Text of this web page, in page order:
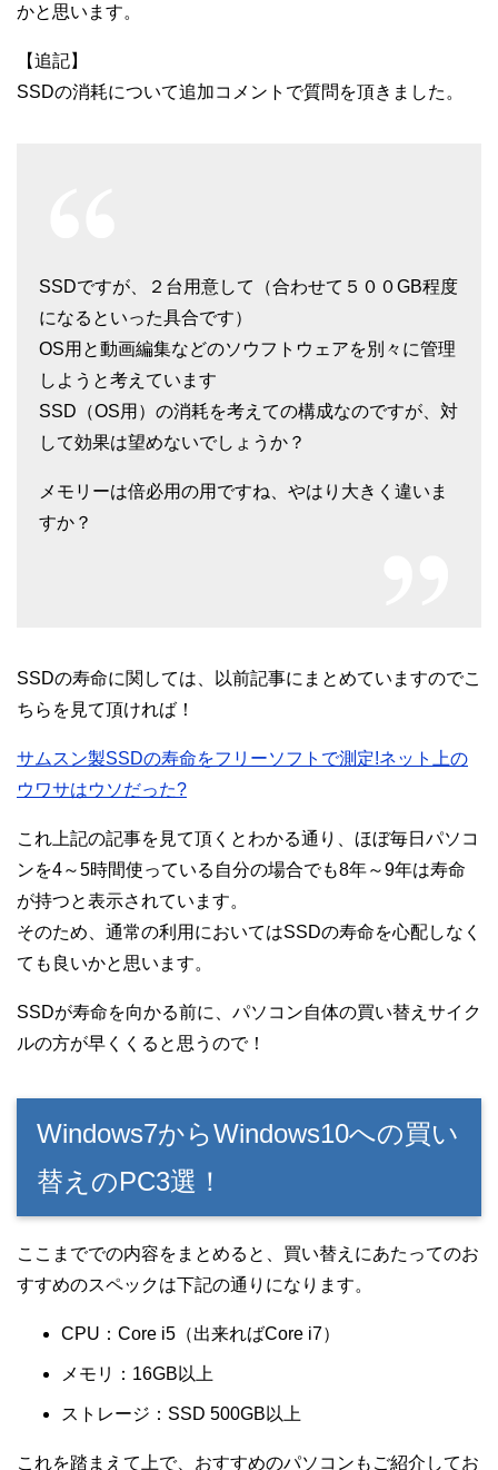
かと思います。
【追記】
SSDの消耗について追加コメントで質問を頂きました。
SSDですが、２台用意して（合わせて５００GB程度
になるといった具合です）
OS用と動画編集などのソウフトウェアを別々に管理
しようと考えています
SSD（OS用）の消耗を考えての構成なのですが、対
して効果は望めないでしょうか？
メモリーは倍必用の用ですね、やはり大きく違いま
すか？
SSDの寿命に関しては、以前記事にまとめていますのでこ
ちらを見て頂ければ！
サムスン製SSDの寿命をフリーソフトで測定!ネット上の
ウワサはウソだった?
これ上記の記事を見て頂くとわかる通り、ほぼ毎日パソコ
ンを4～5時間使っている自分の場合でも8年～9年は寿命
が持つと表示されています。
そのため、通常の利用においてはSSDの寿命を心配しなく
ても良いかと思います。
SSDが寿命を向かる前に、パソコン自体の買い替えサイク
ルの方が早くくると思うので！
Windows7からWindows10への買い
替えのPC3選！
ここまででの内容をまとめると、買い替えにあたってのお
すすめのスペックは下記の通りになります。
CPU：Core i5（出来ればCore i7）
メモリ：16GB以上
ストレージ：SSD 500GB以上
これを踏まえて上で、おすすめのパソコンもご紹介してお